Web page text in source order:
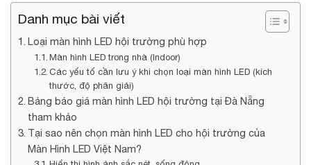
Danh mục bài viết
Loại màn hình LED hội trường phù hợp
Màn hình LED trong nhà (Indoor)
Các yếu tố cần lưu ý khi chọn loại màn hình LED (kích
thước, độ phân giải)
Bảng báo giá màn hình LED hội trường tại Đà Nẵng
tham khảo
Tại sao nên chọn màn hình LED cho hội trường của
Màn Hình LED Việt Nam?